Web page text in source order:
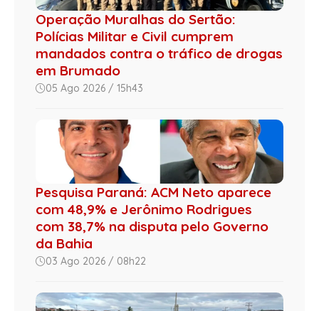
Operação Muralhas do Sertão:
Polícias Militar e Civil cumprem
mandados contra o tráfico de drogas
em Brumado
05 Ago 2026 / 15h43
Pesquisa Paraná: ACM Neto aparece
com 48,9% e Jerônimo Rodrigues
com 38,7% na disputa pelo Governo
da Bahia
03 Ago 2026 / 08h22